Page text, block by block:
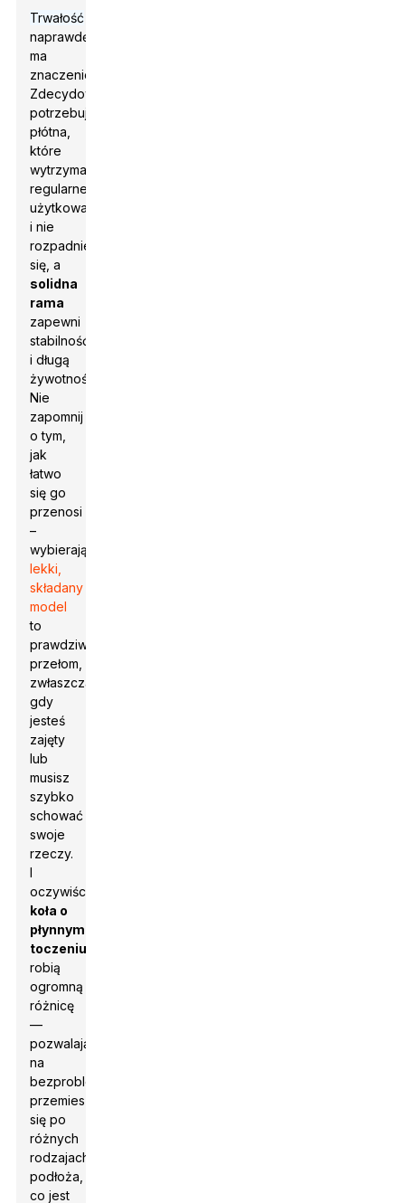
Trwałość
naprawdę
ma
znaczenie.
Zdecydowanie
potrzebujesz
płótna,
które
wytrzyma
regularne
użytkowanie
i nie
rozpadnie
się, a
solidna
rama
zapewni
stabilność
i długą
żywotność.
Nie
zapomnij
o tym,
jak
łatwo
się go
przenosi
–
wybierając
lekki,
składany
model
to
prawdziwy
przełom,
zwłaszcza
gdy
jesteś
zajęty
lub
musisz
szybko
schować
swoje
rzeczy.
I
oczywiście,
koła o
płynnym
toczeniu
robią
ogromną
różnicę
—
pozwalają
na
bezproblemowe
przemieszczanie
się po
różnych
rodzajach
podłoża,
co jest